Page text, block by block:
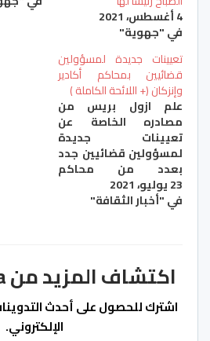
4 أغسطس، 2021
في "جهوية"
تعيينات جديدة لمسؤولين
قضائيين بمحاكم أكادير
وإنزكان (+ اللائحة الكاملة )
علم ازول بريس من
مصادره الخاصة عن
تعيينات جديدة
لمسؤولين قضائيين جدد
بعدد من محاكم
المملكة، من بينها
بمحاكم سوس وكلميم
ويتعلق الامر ب: – تعيين
الاستئناف ببني ملال
رئيسا اولا لمحكمة
الاستئناف بأكادير خلفا
للجعفري عبد الله الذي
عين رئيسا أولا لمحكمة
23 يوليو، 2021
في "أخبار الثقافة"
اكتشاف المزيد من azulpress.ma
اشترك للحصول على أحدث
الإلكتروني.